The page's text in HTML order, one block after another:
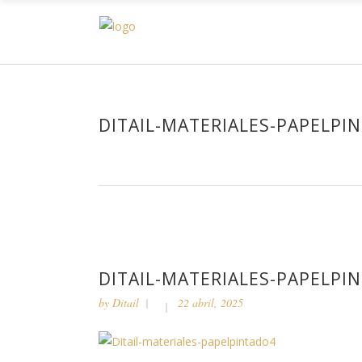
DITAIL-MATERIALES-
DITAIL-MATERIALES-
by Ditail 22 abril, 2025